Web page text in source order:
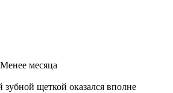
Менее месяца
щеткой оказался вполне